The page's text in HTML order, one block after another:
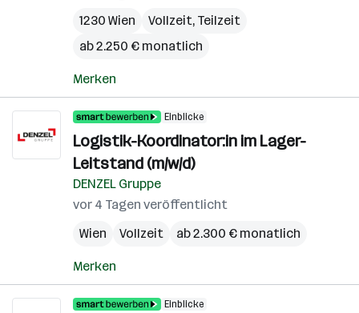
1230 Wien
Vollzeit, Teilzeit
ab 2.250 € monatlich
Merken
Einblicke
Logistik-Koordinator:in im Lager-
Leitstand (m/w/d)
DENZEL Gruppe
vor 4 Tagen veröffentlicht
Wien
Vollzeit ab 2.300 € monatlich
Merken
Einblicke